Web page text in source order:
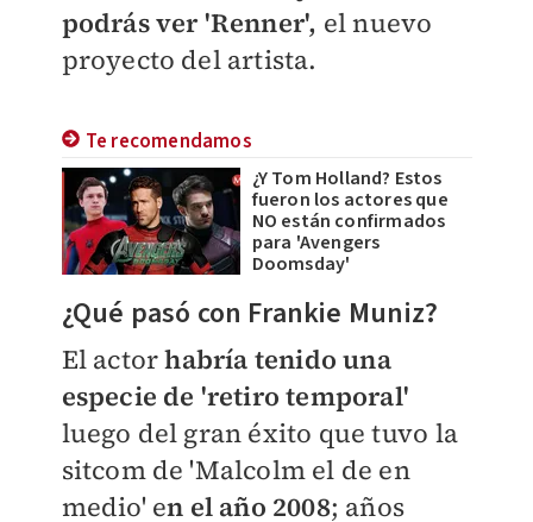
podrás ver 'Renner', el nuevo
proyecto del artista.
Te recomendamos
¿Y Tom Holland? Estos
fueron los actores que
NO están confirmados
para 'Avengers
Doomsday'
¿Qué pasó con Frankie Muniz?
El actorhabría tenido una
especie de 'retiro temporal'
luego del gran éxito que tuvo la
sitcom de 'Malcolm el de en
medio' en el año 2008; años